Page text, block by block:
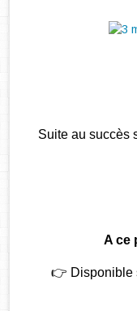
Suite au succès
A ce
👉 Disponible